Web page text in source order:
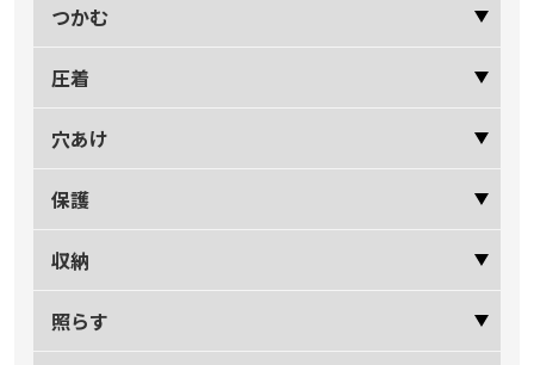
つかむ
圧着
穴あけ
保護
収納
照らす